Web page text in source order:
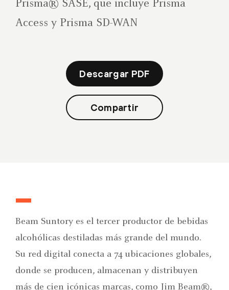
Prisma® SASE, que incluye Prisma
Access y Prisma SD-WAN
Descargar PDF
Compartir
Beam Suntory es el tercer productor de bebidas
alcohólicas destiladas más grande del mundo.
Su red digital conecta a 74 ubicaciones globales,
donde se producen, almacenan y distribuyen
más de cien icónicas marcas, como Jim Beam®,